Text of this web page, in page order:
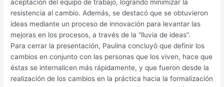
aceptación del equipo de trabajo, logrando minimizar la
resistencia al cambio. Además, se destacó que se obtuvieron
ideas mediante un proceso de innovación para levantar las
mejoras en los procesos, a través de la “lluvia de ideas”.
Para cerrar la presentación, Paulina concluyó que definir los
cambios en conjunto con las personas que los viven, hace que
éstas se internalicen más rápidamente, y que fueron desde la
realización de los cambios en la práctica hacia la formalización